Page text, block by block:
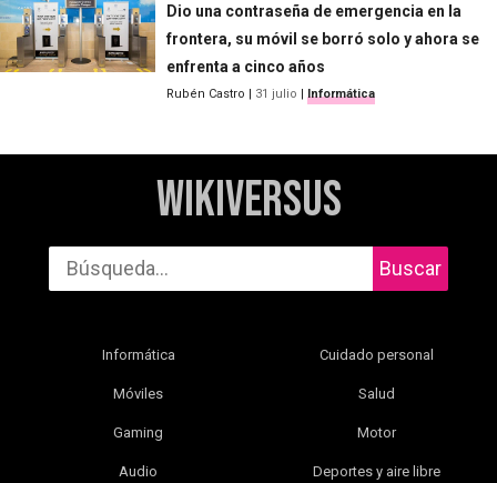
Dio una contraseña de emergencia en la
frontera, su móvil se borró solo y ahora se
enfrenta a cinco años
Rubén Castro | 31 julio | Informática
WikiVersus
Buscar
Informática
Móviles
Gaming
Audio
Cuidado personal
Salud
Motor
Deportes y aire libre